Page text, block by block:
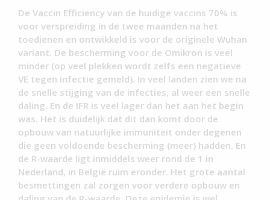
De Vaccin Efficiency van de huidige vaccins 70% is
voor verspreiding in de twee maanden na het
toedienen en ontwikkeld is voor de originele Wuhan
variant. De bescherming voor de Omikron is veel
minder (op veel plekken wordt zelfs een negatieve
VE tegen infectie gemeld). In veel landen zien we na
de snelle stijging van de infecties, al weer een snelle
daling. En de IFR is veel lager dan het aan het begin
was. Het is duidelijk dat dit dan komt door de
opbouw van natuurlijke immuniteit onder degenen
die geen voldoende bescherming (meer) hadden. En
de R-waarde ligt inmiddels weer rond de 1 in
Nederland, in België ruim eronder. Het grote aantal
besmettingen zal zorgen voor verdere opbouw en